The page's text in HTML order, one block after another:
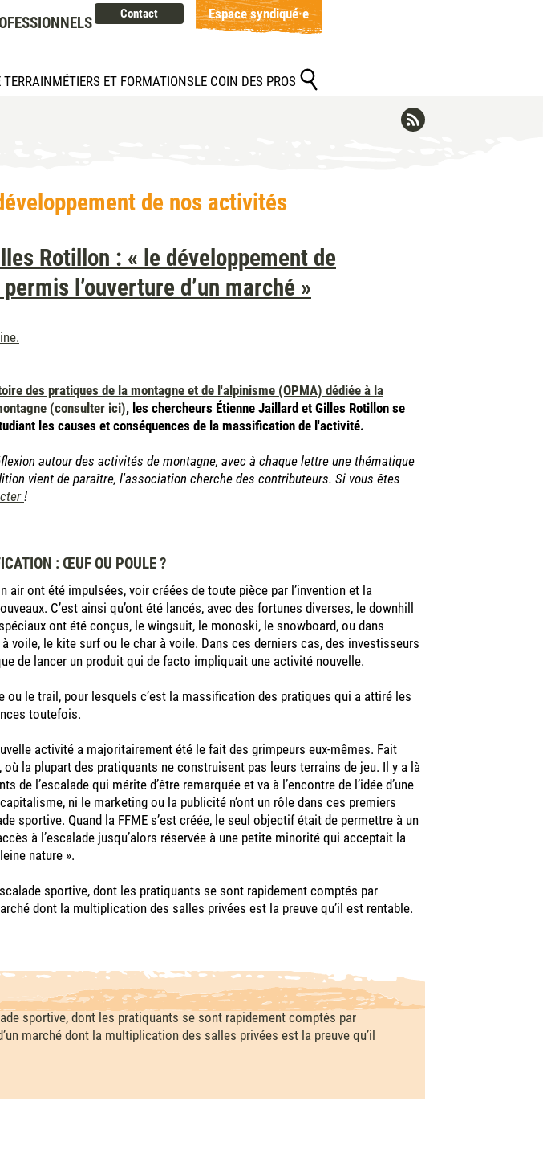
Contact Espace syndiqué·e
TERRAINMÉTIERS ET FORMATIONSLE COIN DES PROS
de nos activités
Rotillon : « le développement de
l’ouverture d’un marché »
des pratiques de la montagne et de l'alpinisme (OPMA) dédiée à la
(consulter ici), les chercheurs Étienne Jaillard et Gilles Rotillon se
les causes et conséquences de la massification de l'activité.
autour des activités de montagne, avec à chaque lettre une thématique
vient de paraître, l'association cherche des contributeurs. Si vous êtes
!
: ŒUF OU POULE ?
air ont été impulsées, voir créées de toute pièce par l’invention et la
C’est ainsi qu’ont été lancés, avec des fortunes diverses, le downhill
ont été conçus, le wingsuit, le monoski, le snowboard, ou dans
voile, le kite surf ou le char à voile. Dans ces derniers cas, des investisseurs
de lancer un produit qui de facto impliquait une activité nouvelle.
ou le trail, pour lesquels c’est la massification des pratiques qui a attiré les
toutefois.
activité a majoritairement été le fait des grimpeurs eux-mêmes. Fait
où la plupart des pratiquants ne construisent pas leurs terrains de jeu. Il y a là
de l’escalade qui mérite d’être remarquée et va à l’encontre de l’idée d’une
ni le marketing ou la publicité n’ont un rôle dans ces premiers
sportive. Quand la FFME s’est créée, le seul objectif était de permettre à un
à l’escalade jusqu’alors réservée à une petite minorité qui acceptait la
nature ».
sportive, dont les pratiquants se sont rapidement comptés par
dont la multiplication des salles privées est la preuve qu’il est rentable.
sportive, dont les pratiquants se sont rapidement comptés par
marché dont la multiplication des salles privées est la preuve qu’il